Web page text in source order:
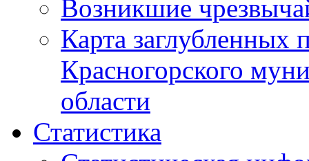
Возникшие
Карта
Красногорского
области
Статистика